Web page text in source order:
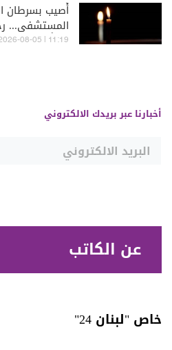
أُصيب بسرطان
عاماً
11:19 | 2026-08-05
أخبارنا عبر بريدك الالكتروني
عن الكاتب
خاص "لبنان 24"